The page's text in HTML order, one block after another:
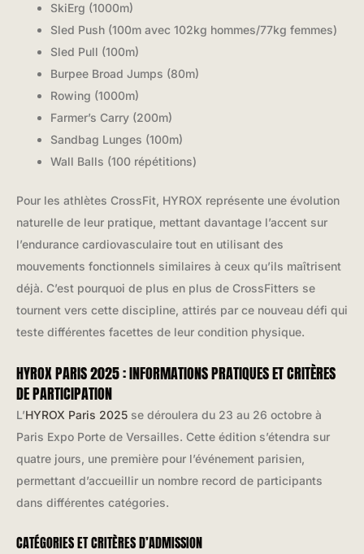
SkiErg (1000m)
Sled Push (100m avec 102kg hommes/77kg femmes)
Sled Pull (100m)
Burpee Broad Jumps (80m)
Rowing (1000m)
Farmer’s Carry (200m)
Sandbag Lunges (100m)
Wall Balls (100 répétitions)
Pour les athlètes CrossFit, HYROX représente une évolution
naturelle de leur pratique, mettant davantage l’accent sur
l’endurance cardiovasculaire tout en utilisant des
mouvements fonctionnels similaires à ceux qu’ils maîtrisent
déjà. C’est pourquoi de plus en plus de CrossFitters se
tournent vers cette discipline, attirés par ce nouveau défi qui
teste différentes facettes de leur condition physique.
HYROX PARIS 2025 : INFORMATIONS PRATIQUES ET CRITÈRES
DE PARTICIPATION
L’HYROX Paris 2025 se déroulera du 23 au 26 octobre à
Paris Expo Porte de Versailles. Cette édition s’étendra sur
quatre jours, une première pour l’événement parisien,
permettant d’accueillir un nombre record de participants
dans différentes catégories.
CATÉGORIES ET CRITÈRES D’ADMISSION